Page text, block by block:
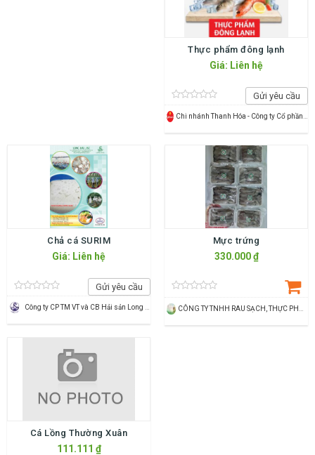
Thực phẩm đông lạnh
Giá: Liên hệ
Gửi yêu cầu
Chả cá SURIM
Giá: Liên hệ
Gửi yêu cầu
Mực trứng
330.000 ₫
Cá Lồng Thường Xuân
111.111 ₫